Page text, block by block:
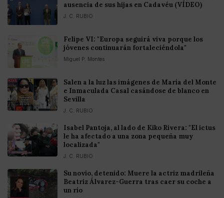
ausencia de sus hijas en Cadavéu (VÍDEO)
J. C. RUBIO
Felipe VI: "Europa seguirá viva porque los
jóvenes continuarán fortaleciéndola"
Miguel P. Montes
Salen a la luz las imágenes de María del Monte
e Inmaculada Casal casándose de blanco en
Sevilla
J. C. RUBIO
Isabel Pantoja, al lado de Kiko Rivera: "El ictus
le ha afectado a una zona pequeña muy
localizada"
J. C. RUBIO
Su novio, detenido: Muere la actriz madrileña
Beatriz Álvarez-Guerra tras caer su coche a
un río